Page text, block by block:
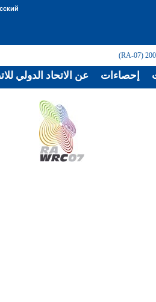
عن الاتحاد الدولي إحصاءات